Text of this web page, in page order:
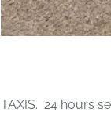
TAXIS. 24 hours